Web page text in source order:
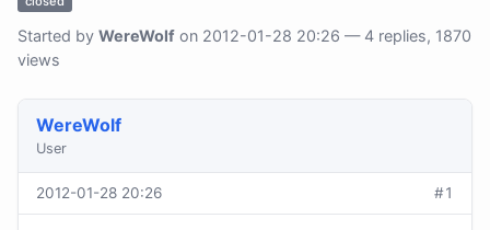
Started by WereWolf on 2012-01-28 20:26 — 4 replies, 1870
views
WereWolf
User
2012-01-28 20:26 #1